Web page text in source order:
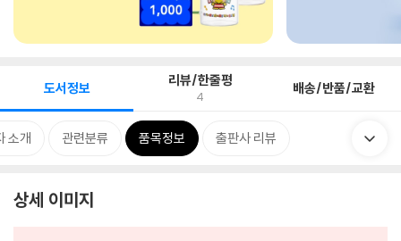
도서정보 리뷰/한줄평
4 배송/반품/교환
소개 관련분류 품목정보 출판사 리뷰
상세 이미지